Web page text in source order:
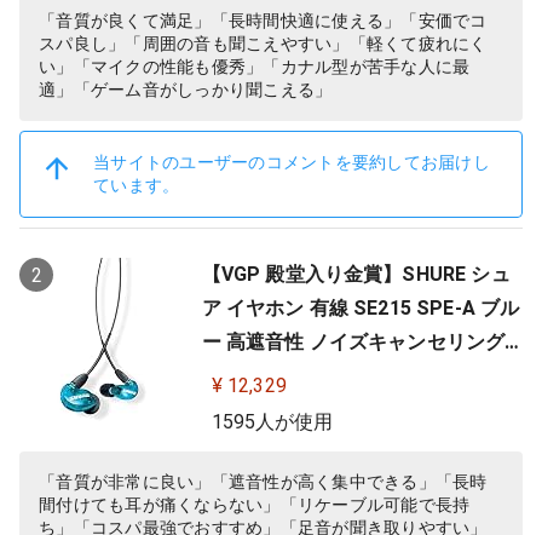
「音質が良くて満足」「長時間快適に使える」「安価でコ
スパ良し」「周囲の音も聞こえやすい」「軽くて疲れにく
い」「マイクの性能も優秀」「カナル型が苦手な人に最
適」「ゲーム音がしっかり聞こえる」
当サイトのユーザーのコメントを要約してお届けし
ています。
2
【VGP 殿堂入り金賞】SHURE シュ
ア イヤホン 有線 SE215 SPE-A ブル
ー 高遮音性 ノイズキャンセリング
ゲーム ゲーミング スペシャルエデ
ィション カナル型 ワイヤレス変換
様 低音強化 配信 音楽 オーディオリ
スニング レコーディング 録音…
¥ 12,329
1595人が使用
「音質が非常に良い」「遮音性が高く集中できる」「長時
間付けても耳が痛くならない」「リケーブル可能で長持
ち」「コスパ最強でおすすめ」「足音が聞き取りやすい」